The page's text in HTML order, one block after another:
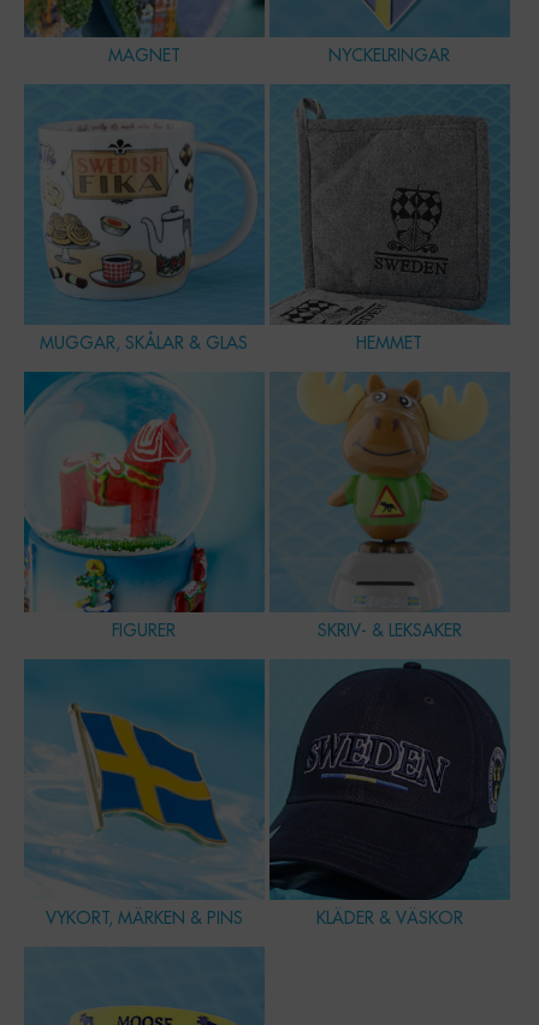
MAGNET NYCKELRINGAR
MUGGAR, SKÅLAR & GLAS HEMMET
FIGURER SKRIV- & LEKSAKER
VYKORT, MÄRKEN & PINS KLÄDER & VÄSKOR